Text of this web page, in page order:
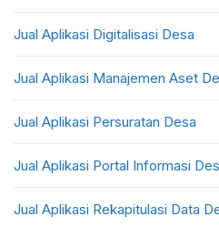
Jual Aplikasi Digitalisasi Desa
Jual Aplikasi Manajemen Aset
Jual Aplikasi Persuratan Desa
Jual Aplikasi Portal Informasi
Jual Aplikasi Rekapitulasi Data